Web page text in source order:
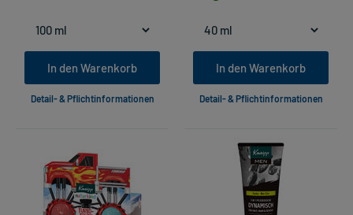
In den Warenkorb
Detail- & Pflichtinformationen
In den Warenkorb
Detail- & Pflichtinformationen